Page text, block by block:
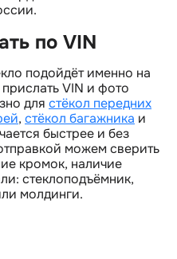
по VIN
подойдёт именно на
VIN и фото
для стёкол передних
, стёкол багажника и
быстрее и без
можем сверить
кромок, наличие
стеклоподъёмник,
молдинги.